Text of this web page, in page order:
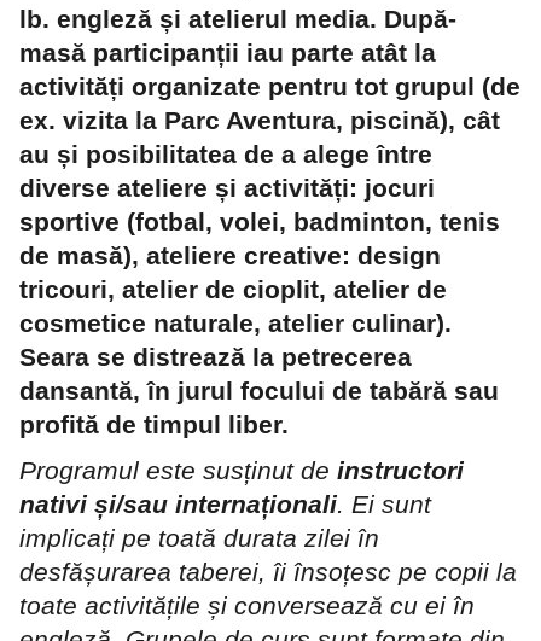
lb. engleză și atelierul media. După-
masă participanții iau parte atât la
activități organizate pentru tot grupul (de
ex. vizita la Parc Aventura, piscină), cât
au și posibilitatea de a alege între
diverse ateliere și activități: jocuri
sportive (fotbal, volei, badminton, tenis
de masă), ateliere creative: design
tricouri, atelier de cioplit, atelier de
cosmetice naturale, atelier culinar).
Seara se distrează la petrecerea
dansantă, în jurul focului de tabără sau
profită de timpul liber.
Programul este susținut de instructori
nativi și/sau internaționali. Ei sunt
implicați pe toată durata zilei în
desfășurarea taberei, îi însoțesc pe copii la
toate activitățile și conversează cu ei în